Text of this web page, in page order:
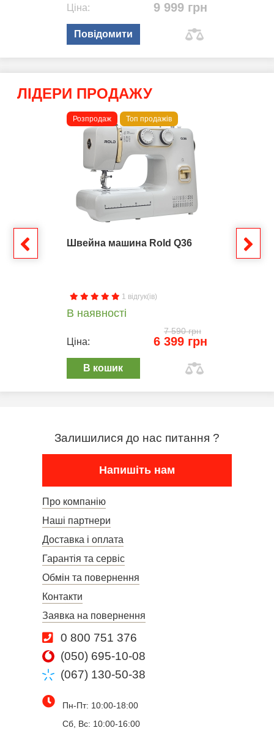
Ціна: 9 999 грн
Повідомити
ЛІДЕРИ ПРОДАЖУ
Розпродаж Топ продажів
Швейна машина Rold Q36
1 відгук(ів)
В наявності
7 590 грн
Ціна: 6 399 грн
В кошик
Залишилися до нас питання ?
Напишіть нам
Про компанію
Наші партнери
Доставка і оплата
Гарантія та сервіс
Обмін та повернення
Контакти
Заявка на повернення
0 800 751 376
(050) 695-10-08
(067) 130-50-38
Пн-Пт: 10:00-18:00
Сб, Вс: 10:00-16:00